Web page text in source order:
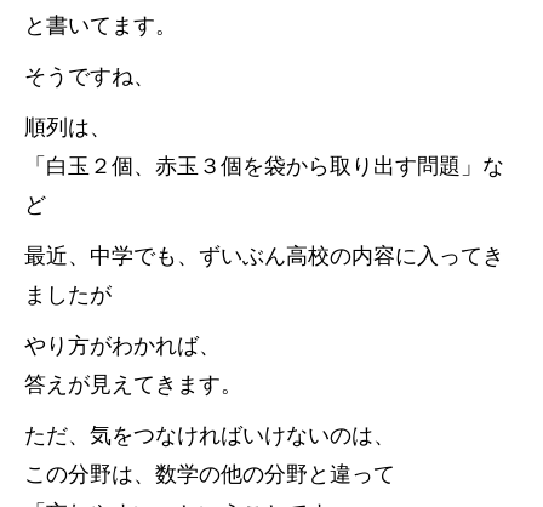
と書いてます。
そうですね、
順列は、
「白玉２個、赤玉３個を袋から取り出す問題」な
ど
最近、中学でも、ずいぶん高校の内容に入ってき
ましたが
やり方がわかれば、
答えが見えてきます。
ただ、気をつなければいけないのは、
この分野は、数学の他の分野と違って